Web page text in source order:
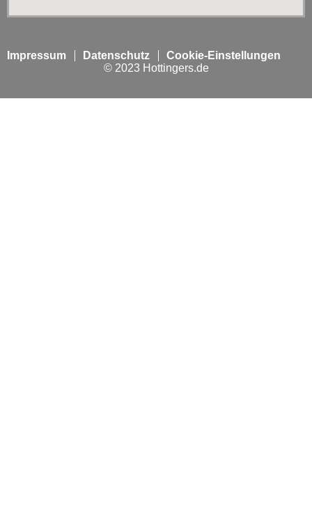
Impressum Datenschutz
Cookie-Einstellungen
© 2023 Hottingers.de